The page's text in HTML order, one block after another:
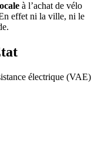
à l’achat de vélo
effet ni la ville, ni le
électrique (VAE)